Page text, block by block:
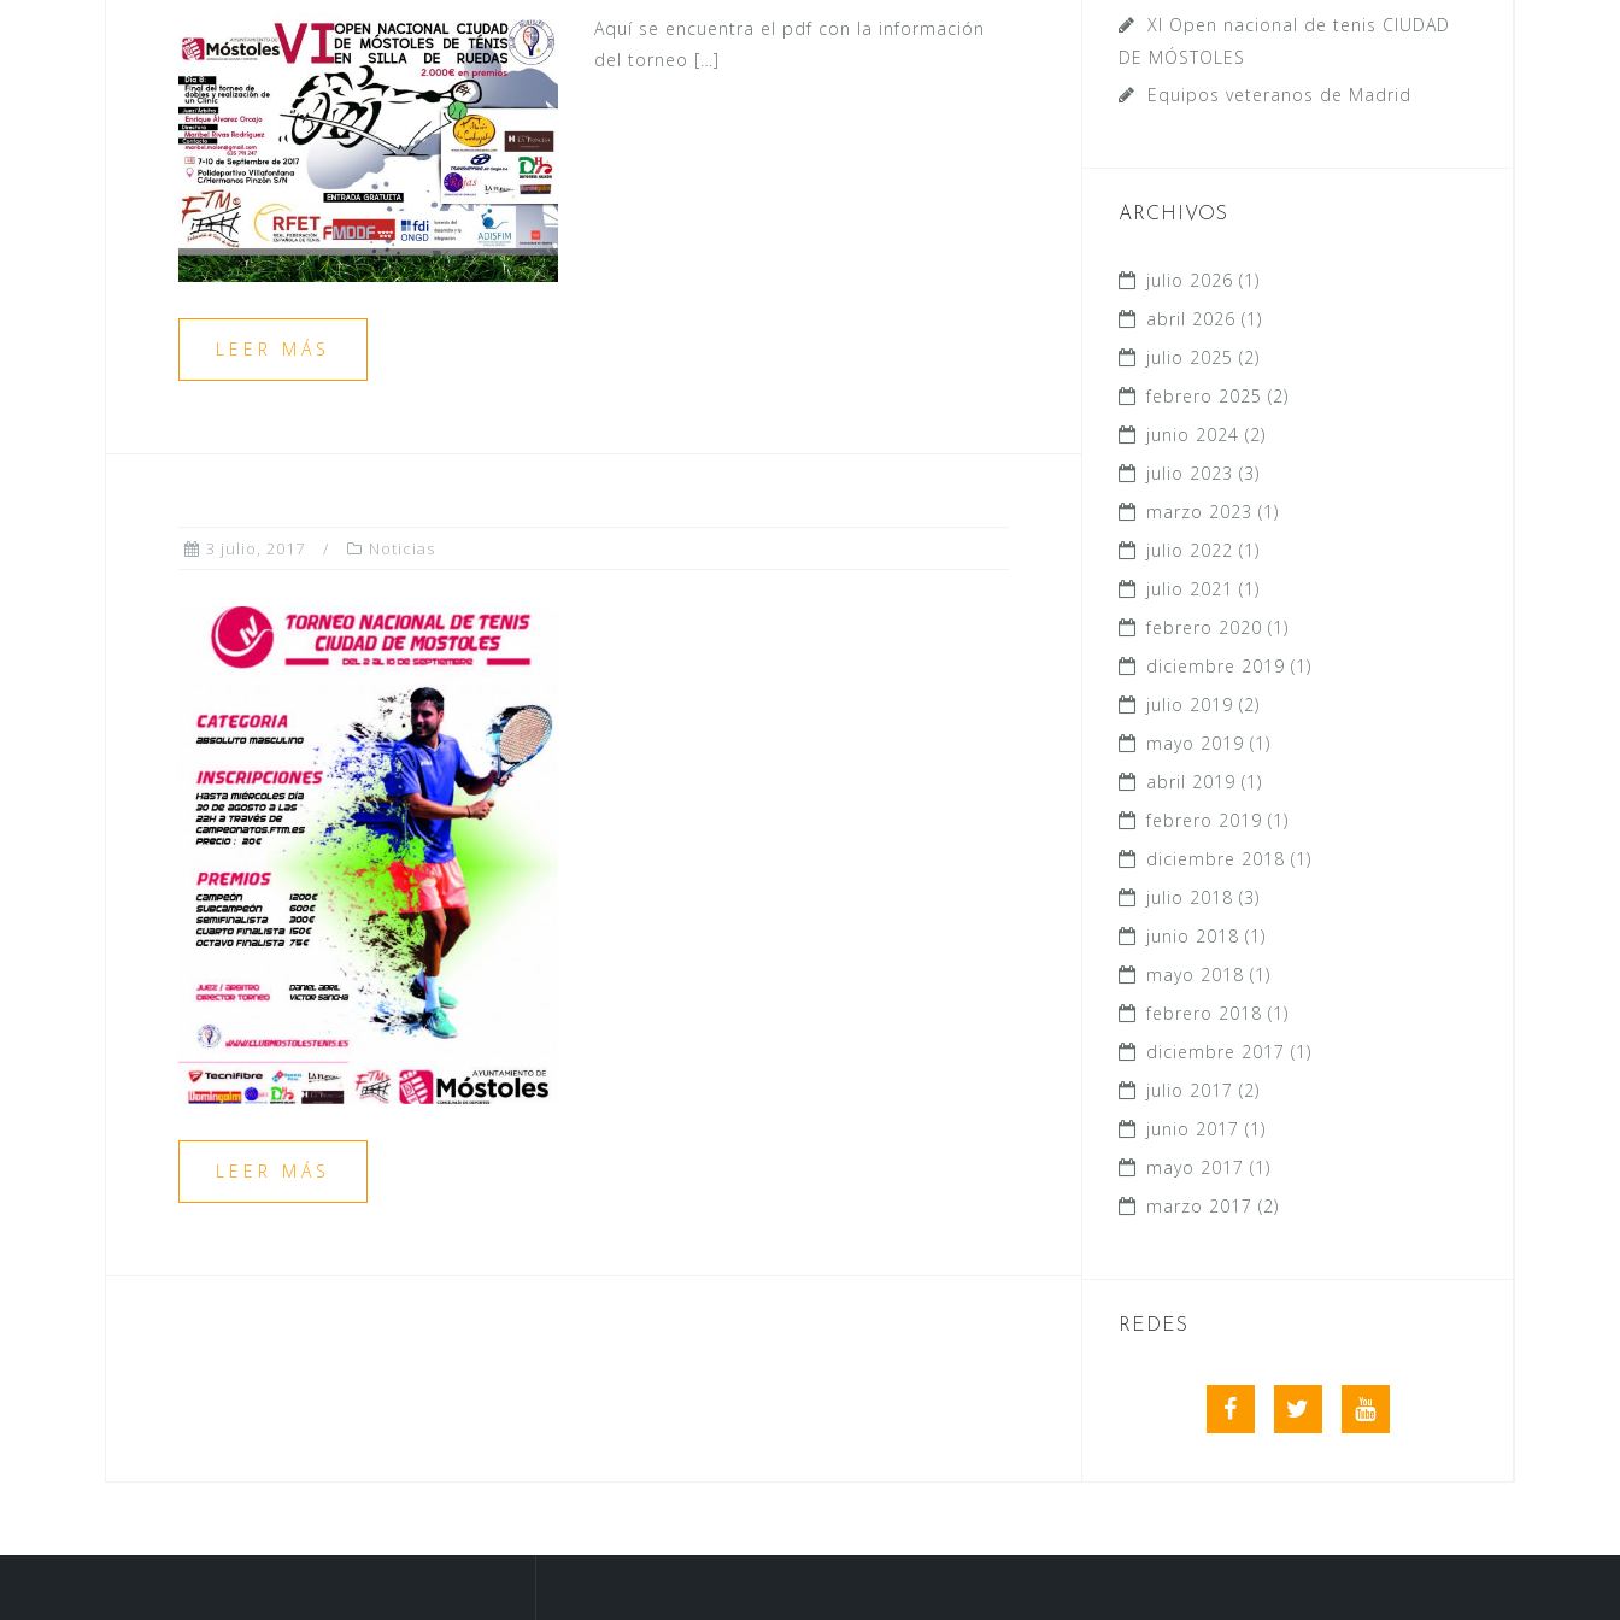
Aquí se encuentra el pdf con la información
del torneo […]
LEER MÁS
3 julio, 2017 Noticias
LEER MÁS
XI Open nacional de tenis CIUDAD
DE MÓSTOLES
Equipos veteranos de Madrid
ARCHIVOS
julio 2026 (1)
abril 2026 (1)
julio 2025 (2)
febrero 2025 (2)
junio 2024 (2)
julio 2023 (3)
marzo 2023 (1)
julio 2022 (1)
julio 2021 (1)
febrero 2020 (1)
diciembre 2019 (1)
julio 2019 (2)
mayo 2019 (1)
abril 2019 (1)
febrero 2019 (1)
diciembre 2018 (1)
julio 2018 (3)
junio 2018 (1)
mayo 2018 (1)
febrero 2018 (1)
diciembre 2017 (1)
julio 2017 (2)
junio 2017 (1)
mayo 2017 (1)
marzo 2017 (2)
REDES
Facebook Twitter Youtube